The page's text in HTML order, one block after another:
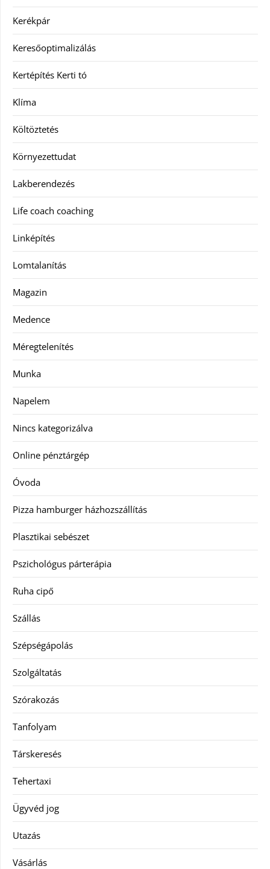
Kerékpár
Keresőoptimalizálás
Kertépítés Kerti tó
Klíma
Költöztetés
Környezettudat
Lakberendezés
Life coach coaching
Linképítés
Lomtalanítás
Magazin
Medence
Méregtelenítés
Munka
Napelem
Nincs kategorizálva
Online pénztárgép
Óvoda
Pizza hamburger házhozszállítás
Plasztikai sebészet
Pszichológus párterápia
Ruha cipő
Szállás
Szépségápolás
Szolgáltatás
Szórakozás
Tanfolyam
Társkeresés
Tehertaxi
Ügyvéd jog
Utazás
Vásárlás